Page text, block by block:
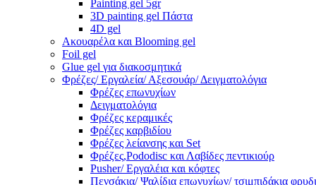
Painting gel 5gr
3D painting gel Πάστα
4D gel
Ακουαρέλα και Blooming gel
Foil gel
Glue gel για διακοσμητικά
Φρέζες/ Εργαλεία/ Αξεσουάρ/ Δειγματολόγια
Φρέζες επωνυχίων
Δειγματολόγια
Φρέζες κεραμικές
Φρέζες καρβιδίου
Φρέζες λείανσης και Set
Φρέζες,Pododisc και Λαβίδες πεντικιούρ
Pusher/ Εργαλέια και κόφτες
Πενσάκια/ Ψαλίδια επωνυχίων/ τσιμπιδάκια